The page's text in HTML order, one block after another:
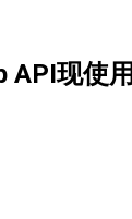
API现使用